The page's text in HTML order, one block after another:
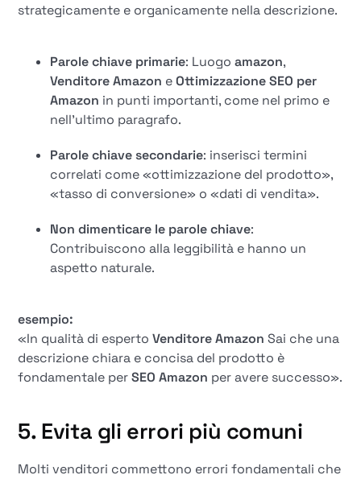
strategicamente e organicamente nella descrizione.
Parole chiave primarie: Luogoamazon,
Venditore Amazon eOttimizzazione SEO per
Amazon in punti importanti, come nel primo e
nell'ultimo paragrafo.
Parole chiave secondarie: inserisci termini
correlati come «ottimizzazione del prodotto»,
«tasso di conversione» o «dati di vendita».
Non dimenticare le parole chiave:
Contribuiscono alla leggibilità e hanno un
aspetto naturale.
esempio:
«In qualità di espertoVenditore Amazon Sai che una
descrizione chiara e concisa del prodotto è
fondamentale perSEO Amazon per avere successo».
5. Evita gli errori più comuni
Molti venditori commettono errori fondamentali che